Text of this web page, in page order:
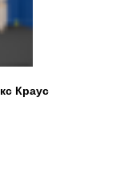
Краус